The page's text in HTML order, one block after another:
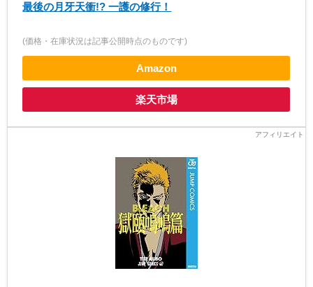
最後の月牙天衝!? 一護の修行！
(価格・在庫状況は記事公開時点のものです)
Amazon
楽天市場